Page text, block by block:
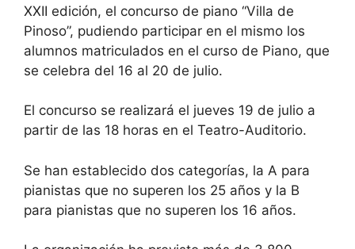
XXII edición, el concurso de piano “Villa de
Pinoso”, pudiendo participar en el mismo los
alumnos matriculados en el curso de Piano, que
se celebra del 16 al 20 de julio.
El concurso se realizará el jueves 19 de julio a
partir de las 18 horas en el Teatro-Auditorio.
Se han establecido dos categorías, la A para
pianistas que no superen los 25 años y la B
para pianistas que no superen los 16 años.